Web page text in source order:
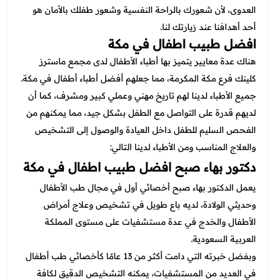
العدوى، لأن شعورك بالراحة النفسية وشعور طفلك بالأمان هو
أحد أهدافنا عند زيارتك لنا.
افضل طبيب اطفال في مكة
هناك عدة معايير يتميز بها أطباء الأطفال لدى مجمع ماسترز
كلينك فرع مكة المكرمة، مما جعلهم أفضل أطباء أطفال في مكة.
جميع الأطباء لدينا لهم تاريخ مهني وعملي كبير ومشرف، كما أن
لديهم قدرة على التواصل مع الطفل بشكل جيد، مما يمكنهم من
الفحص السليم للطفل داخل العيادة والوصول إلى التشخيص
والعلاج المناسب ومن الأطباء لدينا التالي:
دكتور بهاء صبح افضل طبيب اطفال في مكة
يعمل الدكتور بهاء صبح أخصائي أول في مجال طب الأطفال
وحديثي الولادة، لديه باع طويل في تشخيص وعلاج أمراض
الأطفال والخدج في عدة مستشفيات على مستوى المملكة
العربية السعودية.
وبفضل خبرته التي دامت أكثر من 13 عامًا كأخصائي طب أطفال
في العديد من المستشفيات، يمكنه التشخيص الدقيق لكافة